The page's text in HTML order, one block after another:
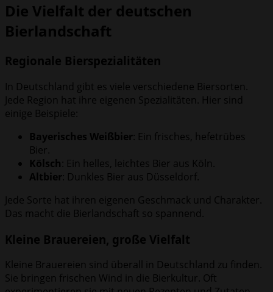
Die Vielfalt der deutschen
Bierlandschaft
Regionale Bierspezialitäten
In Deutschland gibt es viele verschiedene Biersorten.
Jede Region hat ihre eigenen Spezialitäten. Hier sind
einige Beispiele:
Bayerisches Weißbier: Ein frisches, hefetrübes
Bier.
Kölsch: Ein helles, leichtes Bier aus Köln.
Altbier: Dunkles Bier aus Düsseldorf.
Jede Sorte hat ihren eigenen Geschmack und Charakter.
Das macht die Bierlandschaft so spannend.
Kleine Brauereien, große Vielfalt
Kleine Brauereien sind überall in Deutschland zu finden.
Sie bringen frischen Wind in die Bierkultur. Oft